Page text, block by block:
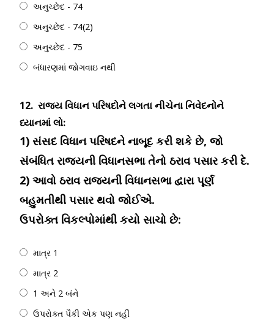
અનુચ્છેદ - 74
અનુચ્છેદ - 74(2)
અનુચ્છેદ - 75
બંધારણમાં જોગવાઇ નથી
12. રાજ્ય વિધાન પરિષદોને લગતા નીચેના નિવેદનોને
ધ્યાનમાં લો:
1) સંસદ વિધાન પરિષદને નાબૂદ કરી શકે છે, જો
સંબંધિત રાજ્યની વિધાનસભા તેનો ઠરાવ પસાર કરી દે.
2) આવો ઠરાવ રાજ્યની વિધાનસભા દ્વારા પૂર્ણ
બહુમતીથી પસાર થવો જોઈએ.
ઉપરોક્ત વિકલ્પોમાંથી કયો સાચો છે:
માત્ર 1
માત્ર 2
1 અને 2 બંને
ઉપરોક્ત પૈકી એક પણ નહીં